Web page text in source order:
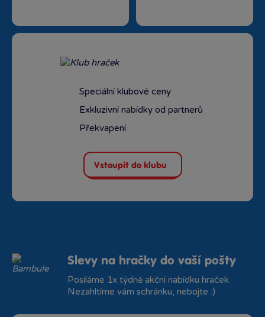
Speciální klubové ceny
Exkluzivní nabídky od partnerů
Překvapení
Vstoupit do klubu
Slevy na hračky do vaší pošty
Posíláme 1x týdně akční nabídku hraček.
Nezahltíme vám schránku, nebojte :)